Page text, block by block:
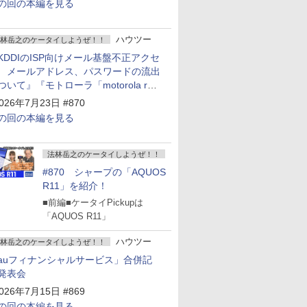
回の本編を見る
岳之のケータイしようぜ！！ ハウツー
のISP向けメール基盤不正アクセ
ールアドレス、パスワードの流出
いて』『モトローラ「motorola razr
」発表』『サムスン「Galaxy
」開催』
年7月23日 #870
回の本編を見る
法林岳之のケータイしようぜ！！
#870 シャープの「AQUOS
R11」を紹介！
■前編■ケータイPickupは
「AQUOS R11」
岳之のケータイしようぜ！！ ハウツー
フィナンシャルサービス」合併記
表会
年7月15日 #869